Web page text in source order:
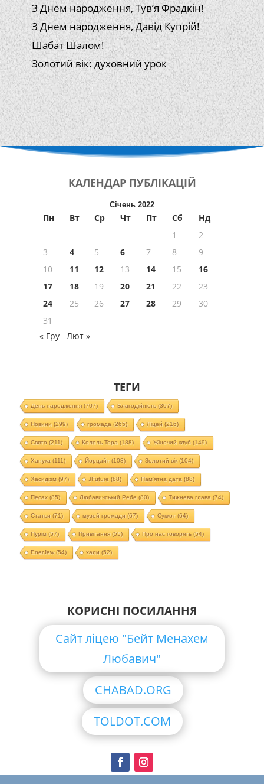
З Днем народження, Тув’я Фрадкін!
З Днем народження, Давід Купрій!
Шабат Шалом!
Золотий вік: духовний урок
КАЛЕНДАР ПУБЛІКАЦІЙ
Січень 2022
Пн Вт Ср Чт Пт Сб
Нд
1
2
3
4 5 6 7 8
9
10
11 12 13 14 15
16
17
18 19 20 21 22
23
24
25 26 27 28 29
30
31
« Гру
Лют »
ТЕГИ
День народження(707) Благодійність (307)
Новини (299) громада (265) Ліцей (216)
Свято (211) Колель Тора (188) Жіночий клуб (149)
Ханука (111) Йорцайт (108) Золотий вік(104)
Хасидізм (97) JFuture (88) Пам'ятна дата (88)
Песах(85) Любавичський Ребе (80) Тижнева глава (74)
Статьи (71) музей громади (67) Суккот (64)
Пурім (57) Привітання(55) Про нас говорять (54)
EnerJew(54) хали (52)
КОРИСНІ ПОСИЛАННЯ
Сайт ліцею "Бейт Менахем
Любавич"
CHABAD.ORG
TOLDOT.COM